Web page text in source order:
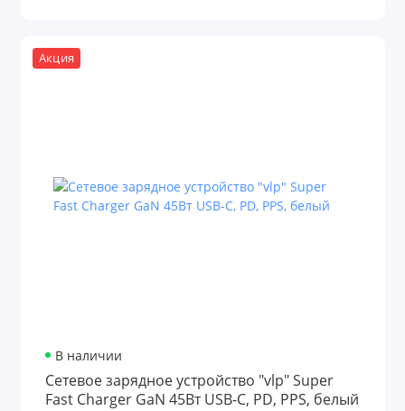
Акция
В наличии
Сетевое зарядное устройство "vlp" Super
Fast Charger GaN 45Вт USB-C, PD, PPS, белый